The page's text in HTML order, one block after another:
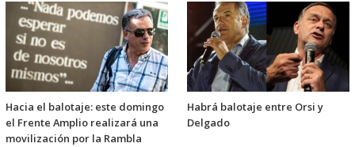
Hacia el balotaje: este domingo
el Frente Amplio realizará una
movilización por la Rambla
Habrá balotaje entre Orsi y
Delgado